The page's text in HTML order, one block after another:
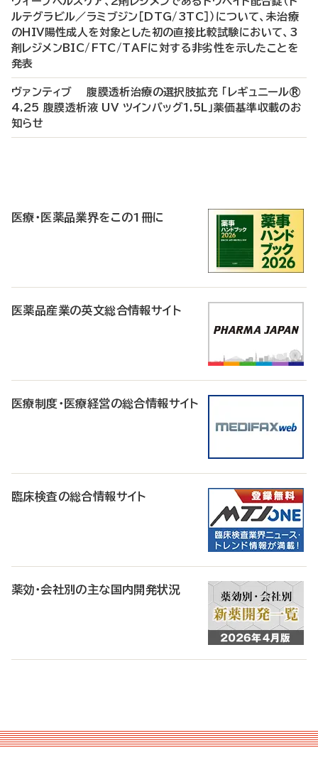
ルテグラビル／ラミブジン［DTG/3TC］）について、未治療
のHIV陽性成人を対象とした初の直接比較試験において、3
剤レジメンBIC/FTC/TAFに対する非劣性を示したことを
発表
ヴァンティブ 腹膜透析治療の選択肢拡充 「レギュニール®
4.25 腹膜透析液 UV ツインバッグ1.5L」薬価基準収載のお
知らせ
医療・医薬品業界をこの1冊に
医薬品産業の英文総合情報サイト
医療制度・医療経営の総合情報サイト
臨床検査の総合情報サイト
薬効・会社別の主な国内開発状況